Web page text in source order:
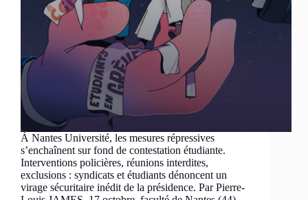
À Nantes Université, les mesures répressives
s’enchaînent sur fond de contestation étudiante.
Interventions policières, réunions interdites,
exclusions : syndicats et étudiants dénoncent un
virage sécuritaire inédit de la présidence. Par Pierre-